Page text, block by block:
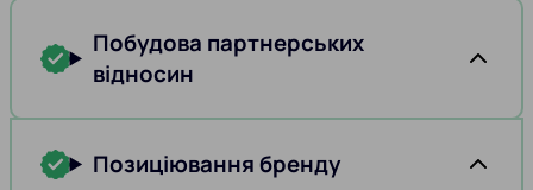
Побудова партнерських
відносин
Позиціювання бренду